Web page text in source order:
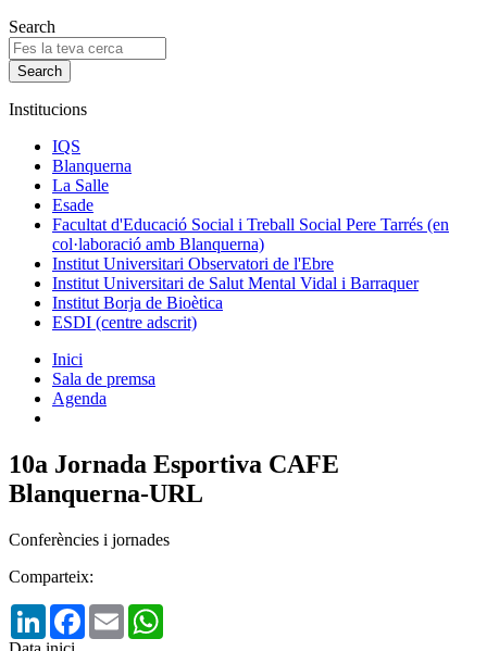
Search
Institucions
IQS
Blanquerna
La Salle
Esade
Facultat d'Educació Social i Treball Social Pere Tarrés (en
col·laboració amb Blanquerna)
Institut Universitari Observatori de l'Ebre
Institut Universitari de Salut Mental Vidal i Barraquer
Institut Borja de Bioètica
ESDI (centre adscrit)
Inici
Sala de premsa
Agenda
10a Jornada Esportiva CAFE
Blanquerna-URL
Conferències i jornades
Comparteix:
LinkedInFacebook
Email